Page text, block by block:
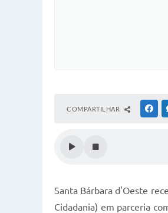
COMPARTILHAR
Santa Bárbara d'Oeste
Cidadania) em parceria